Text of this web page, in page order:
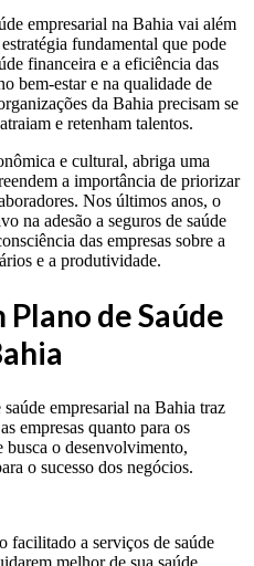
empresarial na Bahia vai além
fundamental que pode
financeira e a eficiência das
bem-estar e na qualidade de
da Bahia precisam se
e retenham talentos.
e cultural, abriga uma
a importância de priorizar
Nos últimos anos, o
na adesão a seguros de saúde
das empresas sobre a
e a produtividade.
de Saúde
empresarial na Bahia traz
empresas quanto para os
busca o desenvolvimento,
o sucesso dos negócios.
facilitado a serviços de saúde
melhor de sua saúde,